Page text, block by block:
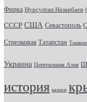
Фирка Нурсултан Назарбаев
СССР США Севастополь
Стрелковая Татарстан
Украина Центральная Азия
история казахи